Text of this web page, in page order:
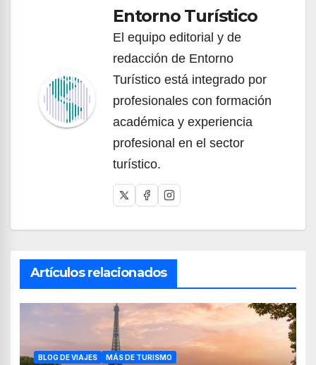
Entorno Turístico
El equipo editorial y de
redacción de Entorno
Turístico está integrado por
profesionales con formación
académica y experiencia
profesional en el sector
turístico.
Artículos relacionados
BLOG DE VIAJES MÁS DE TURISMO